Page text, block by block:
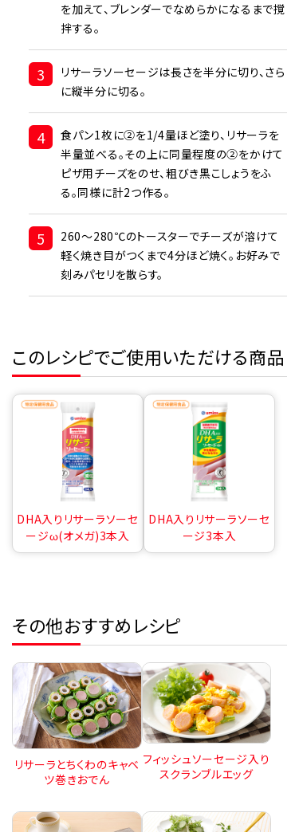
を加えて、ブレンダーでなめらかになるまで撹
拌する。
3
リサーラソーセージは長さを半分に切り、さら
に縦半分に切る。
4
食パン1枚に②を1/4量ほど塗り、リサーラを
半量並べる。その上に同量程度の②をかけて
ピザ用チーズをのせ、粗びき黒こしょうをふ
る。同様に計2つ作る。
5
260～280℃のトースターでチーズが溶けて
軽く焼き目がつくまで4分ほど焼く。お好みで
刻みパセリを散らす。
このレシピでご使用いただける商品
DHA入りリサーラソーセ
ージω(オメガ)3本入
DHA入りリサーラソーセ
ージ3本入
その他おすすめレシピ
リサーラとちくわのキャベ
ツ巻きおでん
フィッシュソーセージ入り
スクランブルエッグ